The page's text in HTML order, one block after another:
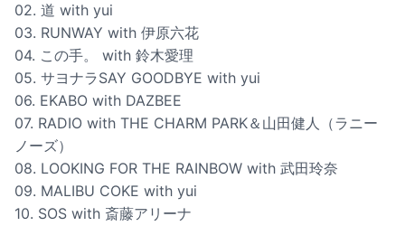
02. 道 with yui
03. RUNWAY with 伊原六花
04. この手。 with 鈴木愛理
05. サヨナラSAY GOODBYE with yui
06. EKABO with DAZBEE
07. RADIO with THE CHARM PARK＆山田健人（ラニー
ノーズ）
08. LOOKING FOR THE RAINBOW with 武田玲奈
09. MALIBU COKE with yui
10. SOS with 斎藤アリーナ